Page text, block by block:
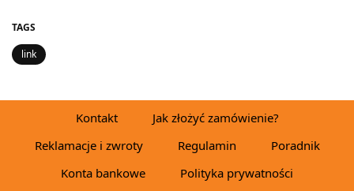
TAGS
link
Kontakt
Jak złożyć zamówienie?
Reklamacje i zwroty
Regulamin
Poradnik
Konta bankowe
Polityka prywatności